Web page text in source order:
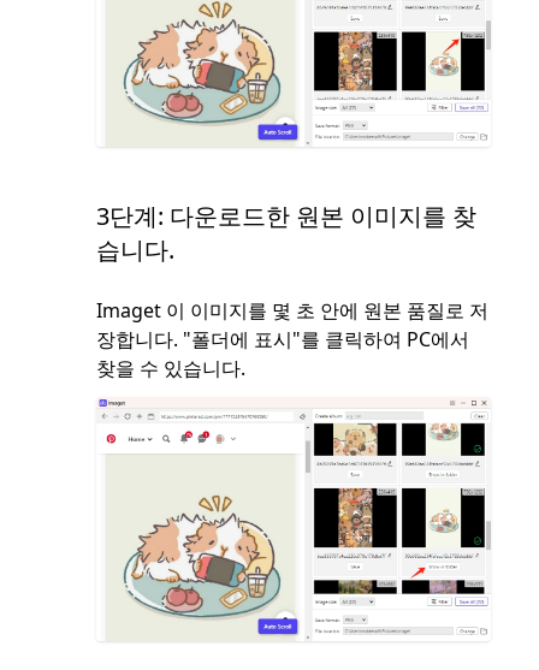
3단계: 다운로드한 원본 이미지를 찾
습니다.
Imaget 이 이미지를 몇 초 안에 원본 품질로 저
장합니다. "폴더에 표시"를 클릭하여 PC에서
찾을 수 있습니다.